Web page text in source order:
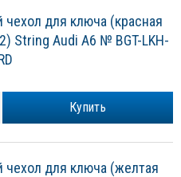
для ключа (красная
String Audi A6 № BGT-LKH-
Купить
для ключа (желтая